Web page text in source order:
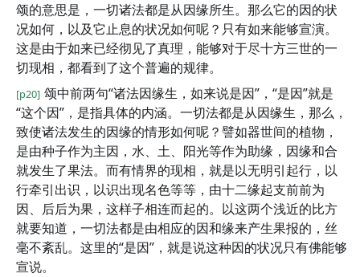
颂的意思是，一切诸法都是从因缘所生。那么它的因的状
况如何，以及它止息的状况如何呢？只有如来能够宣演。
这是由于如来已经彻见了真理，能够对于尽十方三世的一
切现相，都看到了这个普遍的规律。
[p20] 颂中前两句“诸法因缘生，如来说是因”，“是因”就是
“这个因”，是指具体的内涵。一切法都是从因缘生，那么，
致使诸法发生的因缘的情形如何呢？譬如器世间的植物，
是由种子作为主因，水、土、阳光等作为助缘，因缘和合
就发生了果法。而有情界的现相，就是以无明引起行，以
行牵引出识，以识出现名色等等，由十二缘起支前前为
因、后后为果，这样子相连而起的。以这两个浅近的比方
就要知道，一切法都是由相应的因和缘来产生果报的，丝
毫不紊乱。这里的“是因”，就是说这种因的状况只有佛能够
宣说。